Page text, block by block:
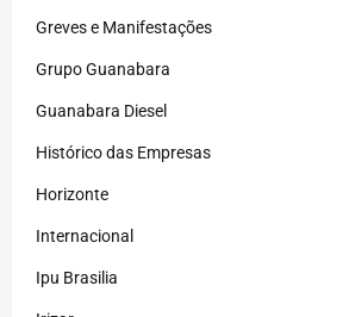
Greves e Manifestações
Grupo Guanabara
Guanabara Diesel
Histórico das Empresas
Horizonte
Internacional
Ipu Brasilia